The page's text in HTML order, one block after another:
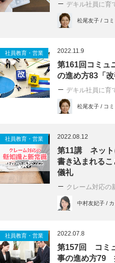
デキル社員に育
松尾友子 / コ
社員教育・営業 2022.11.9
第161回コミュ
の進め方83「改
デキル社員に育
松尾友子 / コ
社員教育・営業 2022.08.12
第11講 ネット
書き込まれる
儀礼
クレーム対応の
中村友妃子 /
社員教育・営業 2022.07.8
第157回 コミ
事の進め方79